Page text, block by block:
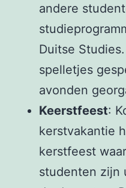
andere
Duitse
spelletjes
avonden
Keerstfeest:
kerstvakantie
kerstfeest
studenten zijn